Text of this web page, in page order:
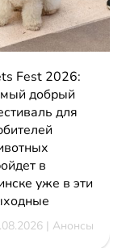
Fest 2026:
добрый
для
в
уже в эти
| Анонсы